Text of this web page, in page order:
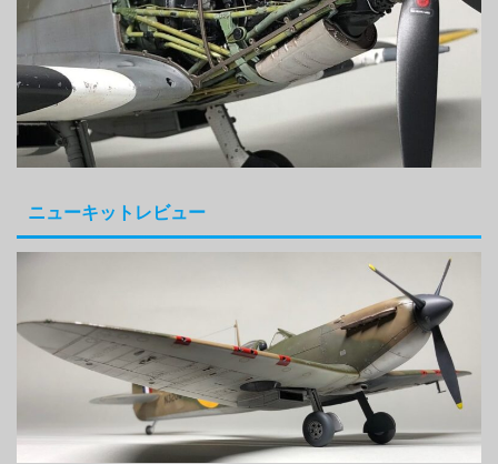
ニューキットレビュー